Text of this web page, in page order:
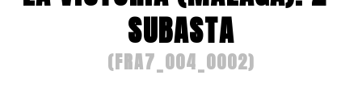
SUBASTA
(FRA7_004_0002)